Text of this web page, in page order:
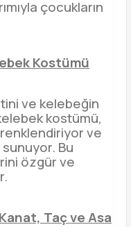
çocukların
Kostümü
ve kelebeğin
kostümü,
renklendiriyor ve
Bu
özgür ve
Taç ve Asa